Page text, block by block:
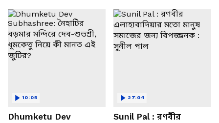
Dhumketu Dev
10:05
Sunil Pal : রণবীর
27:04